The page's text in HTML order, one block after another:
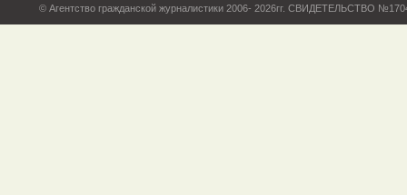
© Агентство гражданской журналистики 2006- 2026гг. СВИДЕТЕЛЬСТВО